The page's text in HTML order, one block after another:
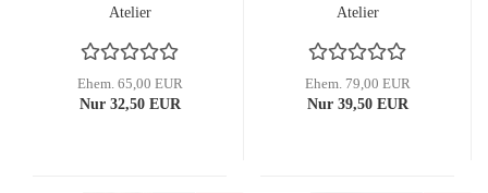
Atelier
Ehem. 65,00 EUR
Nur 32,50 EUR
Atelier
Ehem. 79,00 EUR
Nur 39,50 EUR